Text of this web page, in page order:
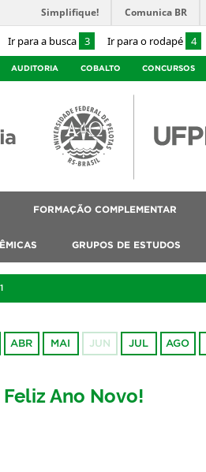
Ir para a busca 3 Ir para o rodapé 4
Simplifique! Comunica BR
AUDITORIA COBALTO CONCURSOS
FORMAÇÃO COMPLEMENTAR
GRUPOS DE ESTUDOS
ABR MAI JUN JUL AGO
Ano Novo!